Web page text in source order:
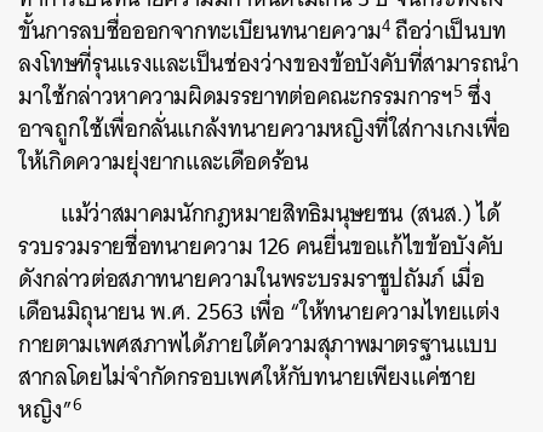
ขั้นการลบชื่อออกจากทะเบียนทนายความ4ถือว่าเป็นบท
ลงโทษที่รุนแรงและเป็นช่องว่างของข้อบังคับที่สามารถนำ
มาใช้กล่าวหาความผิดมรรยาทต่อคณะกรรมการฯ5 ซึ่ง
อาจถูกใช้เพื่อกลั่นแกล้งทนายความหญิงที่ใส่กางเกงเพื่อ
ให้เกิดความยุ่งยากและเดือดร้อน
แม้ว่าสมาคมนักกฎหมายสิทธิมนุษยชน (สนส.) ได้
รวบรวมรายชื่อทนายความ 126 คนยื่นขอแก้ไขข้อบังคับ
ดังกล่าวต่อสภาทนายความในพระบรมราชูปถัมภ์ เมื่อ
เดือนมิถุนายน พ.ศ. 2563 เพื่อ “ให้ทนายความไทยแต่ง
กายตามเพศสภาพได้ภายใต้ความสุภาพมาตรฐานแบบ
สากลโดยไม่จำกัดกรอบเพศให้กับทนายเพียงแค่ชาย
หญิง”6